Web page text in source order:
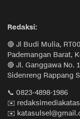
Redaksi:
🔴 Jl Budi Mulia,
Pademangan Barat,
🔴 Jl. Ganggawa No.
Sidenreng Rappang
📞 0823-4898-1986
✉️
✉️